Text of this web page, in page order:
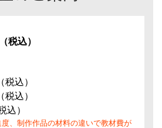
（税込）
込）
込）
込）
、制作作品の材料の違いで教材費が